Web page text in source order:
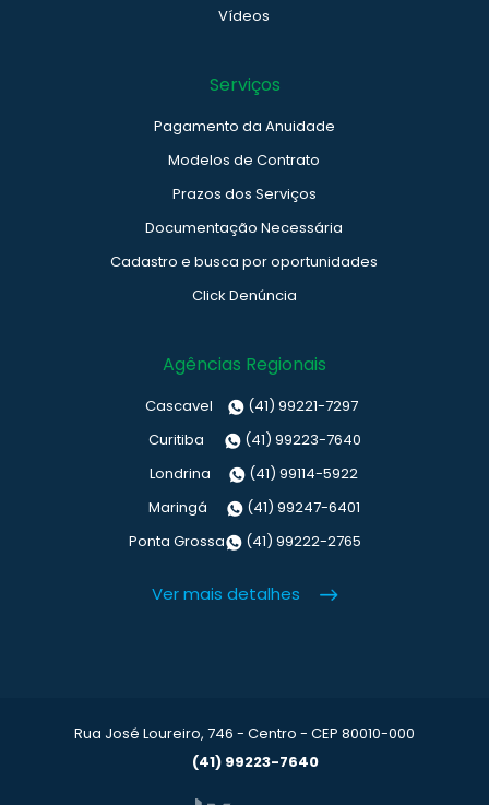
Vídeos
Serviços
Pagamento da Anuidade
Modelos de Contrato
Prazos dos Serviços
Documentação Necessária
Cadastro e busca por oportunidades
Click Denúncia
Agências Regionais
Cascavel
(41) 99221-7297
Curitiba
(41) 99223-7640
Londrina
(41) 99114-5922
Maringá
(41) 99247-6401
Ponta Grossa
(41) 99222-2765
Ver mais detalhes
Rua José Loureiro, 746 - Centro - CEP 80010-000
(41) 99223-7640